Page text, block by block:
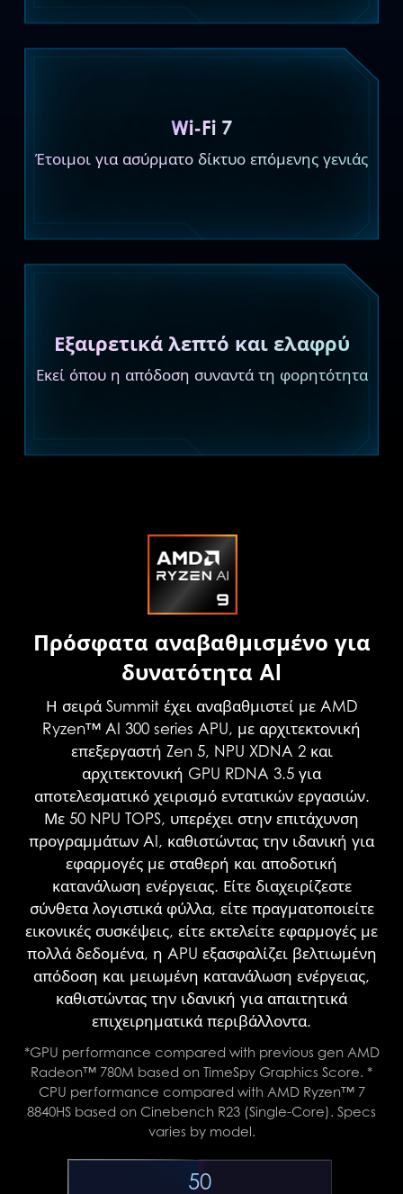
Wi-Fi 7
Έτοιμοι για ασύρματο δίκτυο επόμενης γενιάς
Εξαιρετικά λεπτό και ελαφρύ
Εκεί όπου η απόδοση συναντά τη φορητότητα
Πρόσφατα αναβαθμισμένο για
δυνατότητα AI
Η σειρά Summit έχει αναβαθμιστεί με AMD
Ryzen™ AI 300 series APU, με αρχιτεκτονική
επεξεργαστή Zen 5, NPU XDNA 2 και
αρχιτεκτονική GPU RDNA 3.5 για
αποτελεσματικό χειρισμό εντατικών εργασιών.
Με 50 NPU TOPS, υπερέχει στην επιτάχυνση
προγραμμάτων AI, καθιστώντας την ιδανική για
εφαρμογές με σταθερή και αποδοτική
κατανάλωση ενέργειας. Είτε διαχειρίζεστε
σύνθετα λογιστικά φύλλα, είτε πραγματοποιείτε
εικονικές συσκέψεις, είτε εκτελείτε εφαρμογές με
πολλά δεδομένα, η APU εξασφαλίζει βελτιωμένη
απόδοση και μειωμένη κατανάλωση ενέργειας,
καθιστώντας την ιδανική για απαιτητικά
επιχειρηματικά περιβάλλοντα.
*GPU performance compared with previous gen AMD
Radeon™ 780M based on TimeSpy Graphics Score. *
CPU performance compared with AMD Ryzen™ 7
8840HS based on Cinebench R23 (Single-Core). Specs
varies by model.
50